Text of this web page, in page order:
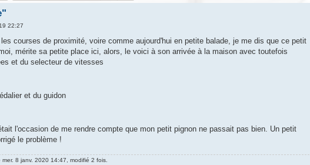
22:27
courses de proximité, voire comme aujourd'hui en petite balade, je me dis que ce petit
mérite sa petite place ici, alors, le voici à son arrivée à la maison avec toutefois
et du selecteur de vitesses
et du guidon
l'occasion de me rendre compte que mon petit pignon ne passait pas bien. Un petit
le problème !
mer. 8 janv. 2020 14:47, modifié 2 fois.